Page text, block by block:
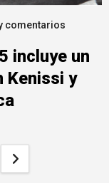
comentarios
incluye un
Kenissi y